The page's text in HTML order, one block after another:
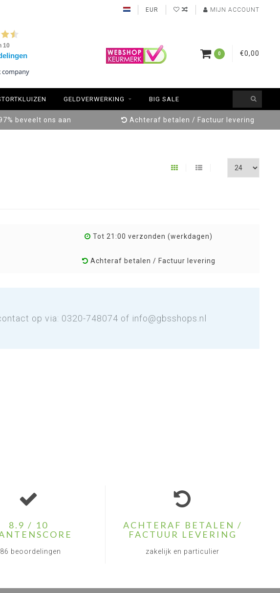
EUR MIJN ACCOUNT
0 €0,00
GELDVERWERKING BIG SALE
beveelt ons aan Achteraf betalen / Factuur levering
Tot 21:00 verzonden (werkdagen)
Achteraf betalen / Factuur levering
op via: 0320-748074 of info@gbsshops.nl
8.9 / 10
beoordelingen
ACHTERAF BETALEN /
FACTUUR LEVERING
zakelijk en particulier